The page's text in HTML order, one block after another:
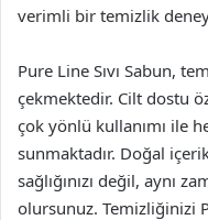
verimli bir temizlik
Pure Line Sıvı Sabun,
çekmektedir. Cilt dostu
çok yönlü kullanımı ile
sunmaktadır. Doğal
sağlığınızı değil, aynı
olursunuz. Temizliğinizi